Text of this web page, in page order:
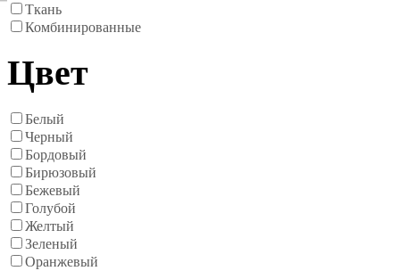
Ткань
Комбинированные
Цвет
Белый
Черный
Бордовый
Бирюзовый
Бежевый
Голубой
Желтый
Зеленый
Оранжевый